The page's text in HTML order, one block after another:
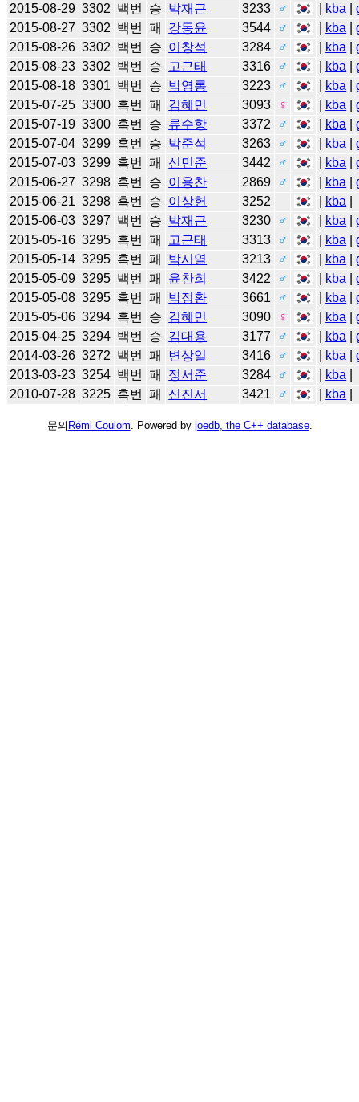
2015-08-29 3302 백번 승 박재근 3233 ♂ kba |
2015-08-27 3302 백번 패 강동윤 3544 ♂ kba |
2015-08-26 3302 백번 승 이창석 3284 ♂ kba |
2015-08-23 3302 백번 승 고근태 3316 ♂ kba |
2015-08-18 3301 백번 승 박영롱 3223 ♂ kba |
2015-07-25 3300 흑번 패 김혜민 3093 ♀ kba |
2015-07-19 3300 흑번 승 류수항 3372 ♂ kba |
2015-07-04 3299 흑번 승 박준석 3263 ♂ kba |
2015-07-03 3299 흑번 패 신민준 3442 ♂ kba |
2015-06-27 3298 흑번 승 이용찬 2869 ♂ kba |
2015-06-21 3298 흑번 승 이상헌 3252 kba
2015-06-03 3297 백번 승 박재근 3230 ♂ kba |
2015-05-16 3295 흑번 패 고근태 3313 ♂ kba |
2015-05-14 3295 흑번 패 박시열 3213 ♂ kba |
2015-05-09 3295 백번 패 윤찬희 3422 ♂ kba |
2015-05-08 3295 흑번 패 박정환 3661 ♂ kba |
2015-05-06 3294 흑번 승 김혜민 3090 ♀ kba |
2015-04-25 3294 백번 승 김대용 3177 ♂ kba |
2014-03-26 3272 백번 패 변상일 3416 ♂ kba |
2013-03-23 3254 백번 패 정서준 3284 ♂ kba
2010-07-28 3225 흑번 패 신진서 3421 ♂ kba
문의 Rémi Coulom . Powered by joedb, the C++ database.